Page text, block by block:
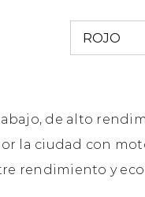
de alto
la ciudad con
rendimiento y